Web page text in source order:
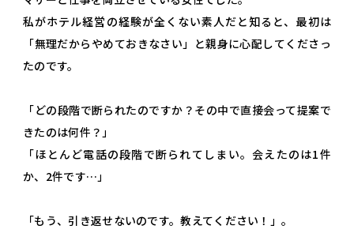
私がホテル経営の経験が全くない素人だと知ると、最初は
「無理だからやめておきなさい」と親身に心配してくださっ
たのです。
「どの段階で断られたのですか？その中で直接会って提案で
きたのは何件？」
「ほとんど電話の段階で断られてしまい。会えたのは1件
か、2件です…」
「もう、引き返せないのです。教えてください！」。